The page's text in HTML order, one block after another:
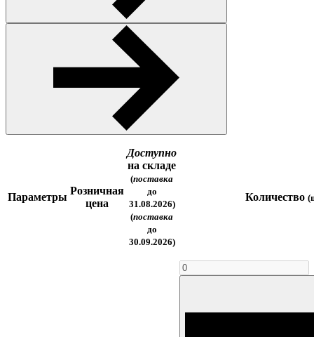
Параметры
Розничная
цена
Доступно
на складе
(поставка
до
31.08.2026)
(поставка
до
30.09.2026)
Количество